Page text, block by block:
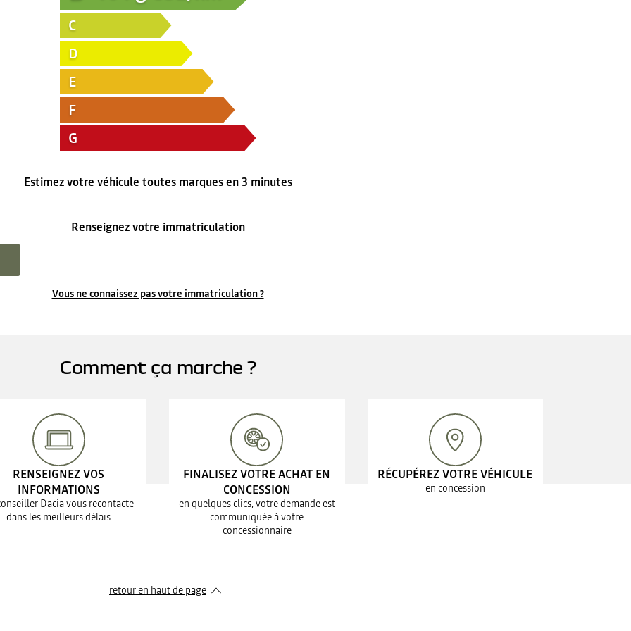
C
D
E
F
G
Estimez votre véhicule toutes marques en 3 minutes
Renseignez votre immatriculation
Vous ne connaissez pas votre immatriculation ?
Comment ça marche ?
RENSEIGNEZ VOS
INFORMATIONS
Dacia vous recontacte
dans les meilleurs délais
FINALISEZ VOTRE ACHAT EN
CONCESSION
en quelques clics, votre demande est
communiquée à votre
concessionnaire
RÉCUPÉREZ VOTRE VÉHICULE
en concession
retour en haut de page​